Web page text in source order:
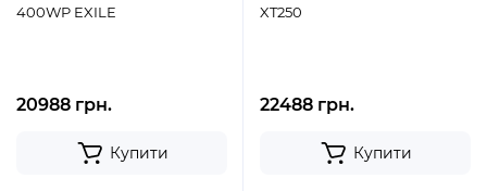
400WP EXILE
20988 грн.
Купити
XT250
22488 грн.
Купити